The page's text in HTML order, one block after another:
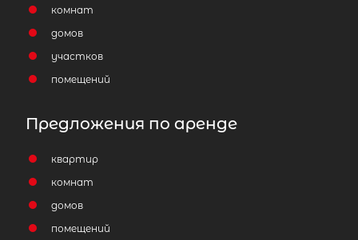
комнат
домов
участков
помещений
Предложения по аренде
квартир
комнат
домов
помещений